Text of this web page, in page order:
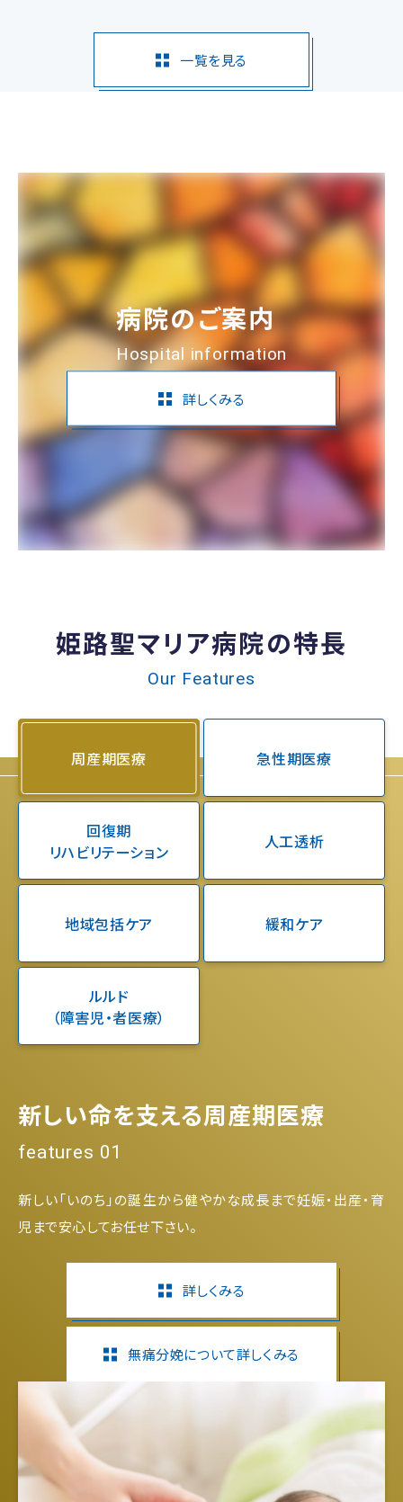
一覧を見る
病院のご案内
Hospital information
詳しくみる
姫路聖マリア病院の特長
Our Features
周産期医療 急性期医療
回復期
リハビリテーション
人工透析
地域包括ケア 緩和ケア
ルルド
（障害児・者医療）
新しい命を支える周産期医療
features 01
新しい「いのち」の誕生から健やかな成長まで妊娠・出産・育
児まで安心してお任せ下さい。
詳しくみる
無痛分娩について詳しくみる